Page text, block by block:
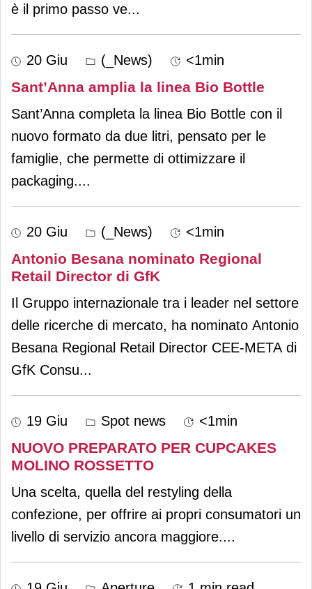
è il primo passo ve...
20 Giu (_News) <1min
Sant’Anna amplia la linea Bio Bottle
Sant’Anna completa la linea Bio Bottle con il
nuovo formato da due litri, pensato per le
famiglie, che permette di ottimizzare il
packaging....
20 Giu (_News) <1min
Antonio Besana nominato Regional
Retail Director di GfK
Il Gruppo internazionale tra i leader nel settore
delle ricerche di mercato, ha nominato Antonio
Besana Regional Retail Director CEE-META di
GfK Consu...
19 Giu Spot news <1min
NUOVO PREPARATO PER CUPCAKES
MOLINO ROSSETTO
Una scelta, quella del restyling della
confezione, per offrire ai propri consumatori un
livello di servizio ancora maggiore....